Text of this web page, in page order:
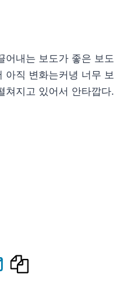
내는 보도가 좋은 보도
아직 변화는커녕 너무 보
쳐지고 있어서 안타깝다.